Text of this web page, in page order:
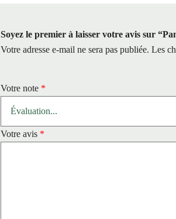
Soyez le premier à laisser votre avis sur
Votre adresse e-mail ne sera pas publiée. Les
Votre note *
Votre avis *